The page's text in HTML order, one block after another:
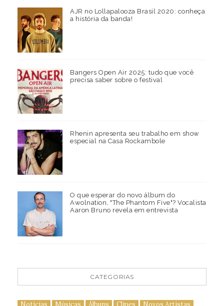
AJR no Lollapalooza Brasil 2020: conheça
a história da banda!
Bangers Open Air 2025: tudo que você
precisa saber sobre o festival
Rhenin apresenta seu trabalho em show
especial na Casa Rockambole
O que esperar do novo álbum do
Awolnation, "The Phantom Five"? Vocalista
Aaron Bruno revela em entrevista
CATEGORIAS
Notícias Músicas Álbuns Clipes
Novos Artistas